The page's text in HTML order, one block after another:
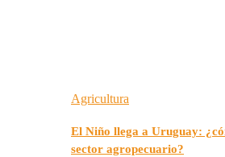
Agricultura
El Niño llega a Uruguay:
sector agropecuario?